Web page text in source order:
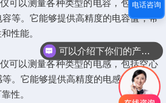
可以介绍下你们的产品么
以测量各种类型的电容，包括陶瓷
等。它能够提供高精度的电容值，帮
性能。
以测量各种类型的电感，包括空心
。它能够提供高精度的电感值，帮助
性。
电话咨询